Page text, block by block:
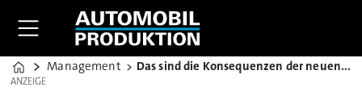
Home
Management Das sind die Konsequenzen der neuen Trump-Zölle
ANZEIGE
ANZEIGE